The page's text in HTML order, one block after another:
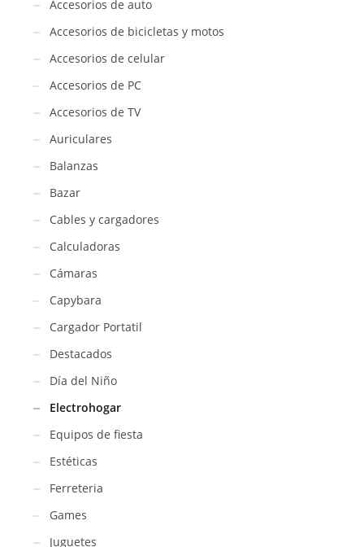
Accesorios de auto
Accesorios de bicicletas y motos
Accesorios de celular
Accesorios de PC
Accesorios de TV
Auriculares
Balanzas
Bazar
Cables y cargadores
Calculadoras
Cámaras
Capybara
Cargador Portatil
Destacados
Día del Niño
Electrohogar
Equipos de fiesta
Estéticas
Ferreteria
Games
Juguetes